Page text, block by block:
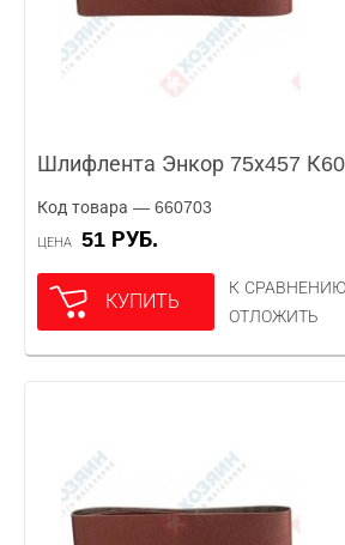
Шлифлента Энкор 75х457
Код товара — 660703
ЦЕНА 51 РУБ.
КУПИТЬ
К СРАВНЕНИЮ
ОТЛОЖИТЬ